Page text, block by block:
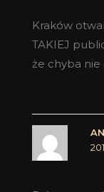
Kraków
TAKIEJ
że chyba nie